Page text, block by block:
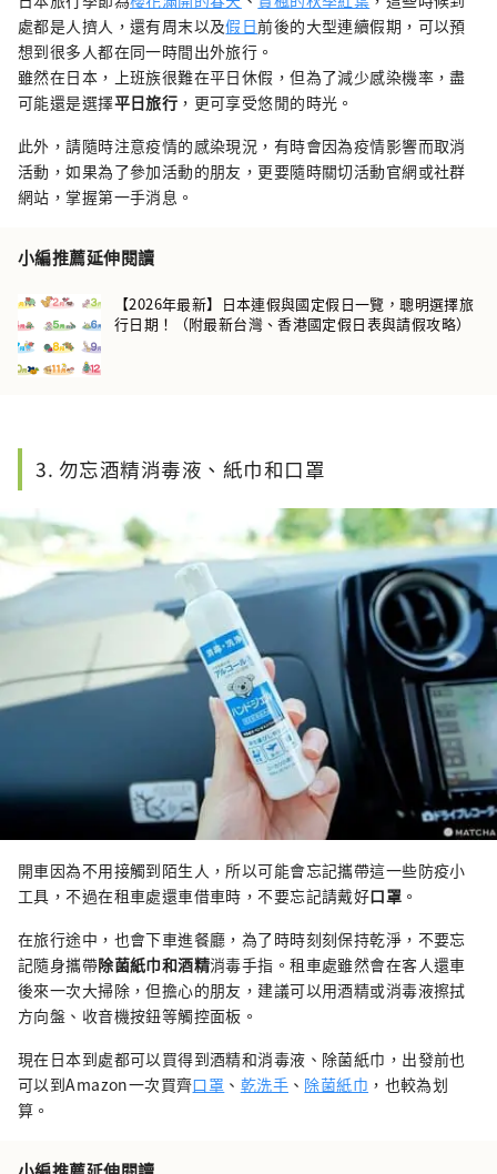
處都是人擠人，還有周末以及假日前後的大型連續假期，可以預
想到很多人都在同一時間出外旅行。
雖然在日本，上班族很難在平日休假，但為了減少感染機率，盡
可能還是選擇平日旅行 ，更可享受悠閒的時光。
此外，請隨時注意疫情的感染現況，有時會因為疫情影響而取消
活動，如果為了參加活動的朋友，更要隨時關切活動官網或社群
網站，掌握第一手消息。
小編推薦延伸閱讀
【2026年最新】日本連假與國定假日一覽，聰明選擇旅
行日期！（附最新台灣、香港國定假日表與請假攻略）
3. 勿忘酒精消毒液、紙巾和口罩
開車因為不用接觸到陌生人，所以可能會忘記攜帶這一些防疫小
工具，不過在租車處還車借車時，不要忘記請戴好口罩 。
在旅行途中，也會下車進餐廳，為了時時刻刻保持乾淨，不要忘
記隨身攜帶除菌紙巾和酒精消毒手指。租車處雖然會在客人還車
後來一次大掃除，但擔心的朋友，建議可以用酒精或消毒液擦拭
方向盤、收音機按鈕等觸控面板。
現在日本到處都可以買得到酒精和消毒液、除菌紙巾，出發前也
可以到Amazon一次買齊口罩 、 乾洗手 、 除菌紙巾 ，也較為划
算。